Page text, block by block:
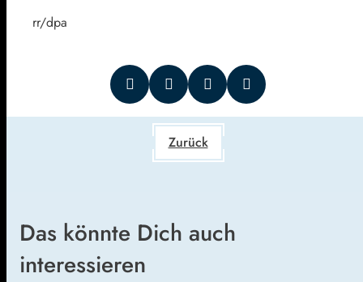
rr/dpa
Zurück
Das könnte Dich auch
interessieren